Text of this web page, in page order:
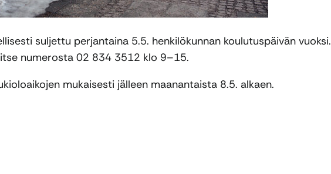
suljettu perjantaina 5.5. henkilökunnan koulutuspäivän vuoksi.
numerosta 02 834 3512 klo 9–15.
mukaisesti jälleen maanantaista 8.5. alkaen.